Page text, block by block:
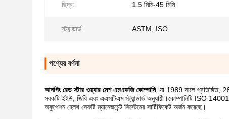
ছিদ্র: 1.5 মিমি-45 মিমি
স্ট্যান্ডার্ড: ASTM, ISO
পণ্যের বর্ণনা
আনপিং রেড স্টার ওয়্যার মেশ এমএফজি কোম্পানি, যা 1989 সালে প্রতিষ্ঠিত, 26
সবকটি ইইউ, জিবি এবং এএসটিএম স্ট্যান্ডার্ড অনুযায়ী।কোম্পানিটি ISO
অকুপেশন হেলথ সেফটি ম্যানেজমেন্ট সিস্টেমের সার্টিফিকেট অর্জন করেছে।